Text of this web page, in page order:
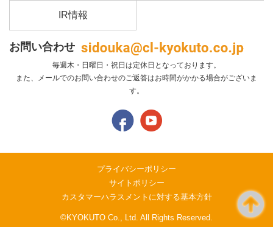
IR情報
お問い合わせ
毎週木・日曜日・祝日は定休日となっております。
また、メールでのお問い合わせのご返答はお時間がかかる場合がございま
す。
©KYOKUTO Co., Ltd. All Rights Reserved.
プライバシーポリシー
サイトポリシー
カスタマーハラスメントに対する基本方針